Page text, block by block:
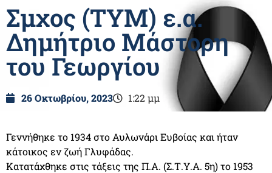
Σμχος (ΤΥΜ) ε.α.
Δημήτριο Μάστορη
του Γεωργίου
26 Οκτωβρίου, 2023 1:22 μμ
Γεννήθηκε το 1934 στο Αυλωνάρι Ευβοίας και ήταν
κάτοικος εν ζωή Γλυφάδας.
Κατατάχθηκε στις τάξεις της Π.Α. (Σ.Τ.Υ.Α. 5η) το 1953